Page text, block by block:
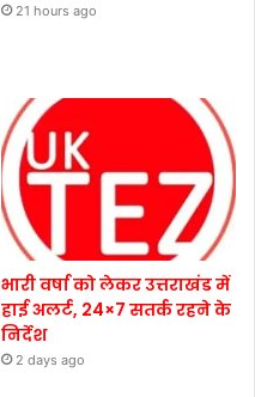
21 hours ago
भारी वर्षा को लेकर उत्तराखंड में
हाई अलर्ट, 24×7 सतर्क रहने के
निर्देश
2 days ago